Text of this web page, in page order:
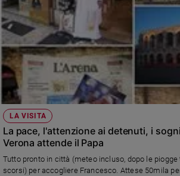
LA VISITA
La pace, l'attenzione ai detenuti, i
Verona attende il Papa
Tutto pronto in città (meteo incluso, dopo le piogge
scorsi) per accogliere Francesco. Attese 50mila